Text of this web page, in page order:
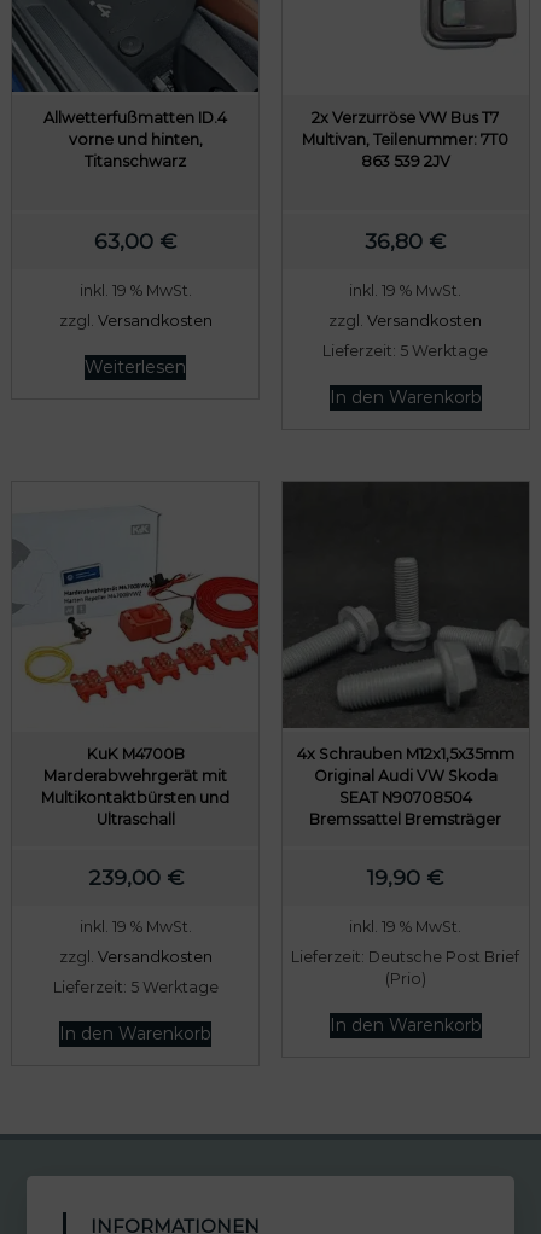
Allwetterfußmatten ID.4
vorne und hinten,
Titanschwarz
63,00 €
inkl. 19 % MwSt.
zzgl. Versandkosten
Weiterlesen
2x Verzurröse VW Bus T7
Multivan, Teilenummer: 7T0
863 539 2JV
36,80 €
inkl. 19 % MwSt.
zzgl.Versandkosten
Lieferzeit: 5 Werktage
In den Warenkorb
KuK M4700B
Marderabwehrgerät mit
Multikontaktbürsten und
Ultraschall
239,00 €
inkl. 19 % MwSt.
zzgl. Versandkosten
Lieferzeit: 5 Werktage
In den Warenkorb
4x Schrauben M12x1,5x35mm
Original Audi VW Skoda
SEAT N90708504
Bremssattel Bremsträger
19,90 €
inkl. 19 % MwSt.
Lieferzeit: Deutsche Post Brief
(Prio)
In den Warenkorb
INFORMATIONEN